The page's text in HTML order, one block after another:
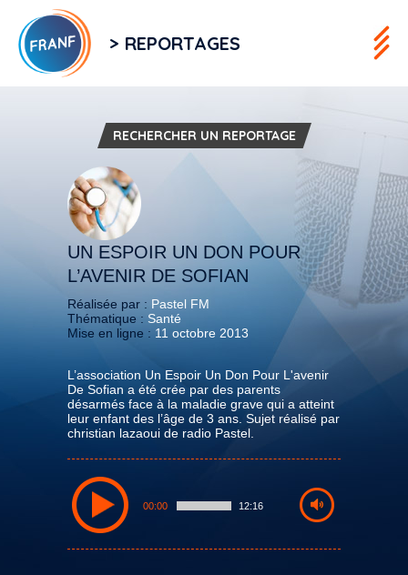
> REPORTAGES
RECHERCHER UN REPORTAGE
UN ESPOIR UN DON POUR
L’AVENIR DE SOFIAN
Réalisée par : Pastel FM
Thématique : Santé
Mise en ligne : 11 octobre 2013
L’association Un Espoir Un Don Pour L'avenir
De Sofian a été crée par des parents
désarmés face à la maladie grave qui a atteint
leur enfant des l’âge de 3 ans. Sujet réalisé par
christian lazaoui de radio Pastel.
00:00 12:16